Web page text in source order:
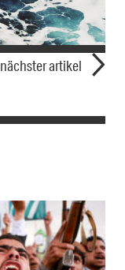
nächster artikel